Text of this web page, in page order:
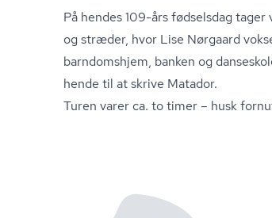
På hendes 109-års fødselsdag
og stræder, hvor Lise Nørgaard
barndomshjem, banken og
hende til at skrive Matador.
Turen varer ca. to timer – husk